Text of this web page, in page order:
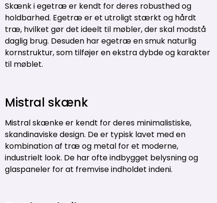
Skænk i egetræ er kendt for deres robusthed og
holdbarhed. Egetræ er et utroligt stærkt og hårdt
træ, hvilket gør det ideelt til møbler, der skal modstå
daglig brug. Desuden har egetræ en smuk naturlig
kornstruktur, som tilføjer en ekstra dybde og karakter
til møblet.
Mistral skænk
Mistral skænke er kendt for deres minimalistiske,
skandinaviske design. De er typisk lavet med en
kombination af træ og metal for et moderne,
industrielt look. De har ofte indbygget belysning og
glaspaneler for at fremvise indholdet indeni.